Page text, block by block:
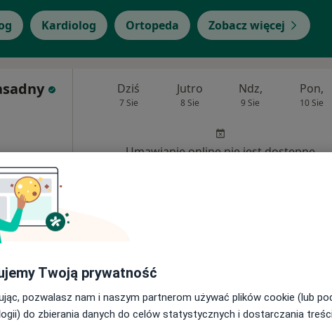
Kardiolog Ortopeda Zobacz więcej
Mapa
250 zł
Dziś
7 Sie
Jutro
8 Sie
Ndz,
9 Sie
Pon,
10 Sie
Umawianie online nie jest dostępne
Twoją prywatność
pozwalasz nam i naszym partnerom używać plików cookie (lub
do zbierania danych do celów statystycznych i dostarczania